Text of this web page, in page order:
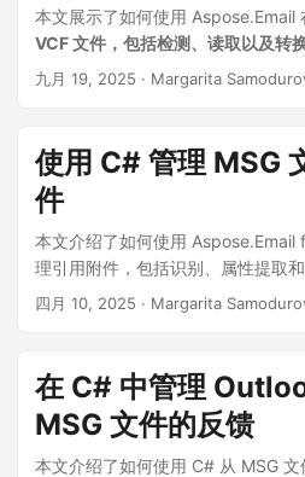
本文展示了如何使用 Aspose.Email
VCF 文件，包括检测、读取以及转
九月 19, 2025 · Margarita
使用 C# 管理 MSG
件
本文介绍了如何使用 Aspose.Email
理引用附件，包括识别、属性提取
四月 10, 2025 · Margarita
在 C# 中管理
MSG 文件的反馈
本文介绍了如何使用 C# 从 MSG 文